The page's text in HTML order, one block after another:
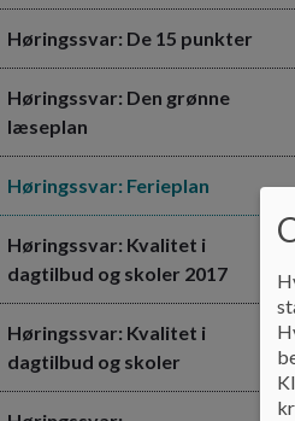
Høringssvar: De 15 punkter
Høringssvar: Den grønne
læseplan
Høringssvar: Ferieplan
Høringssvar: Kvalitet i
dagtilbud og skoler 2017
Høringssvar: Kvalitet i
dagtilbud og skoler